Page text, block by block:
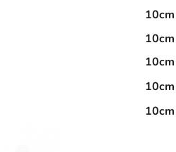
10cm
10cm
10cm
10cm
10cm